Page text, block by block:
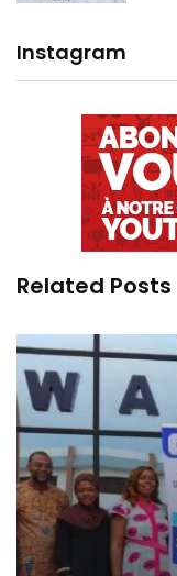
Instagram
Related Posts